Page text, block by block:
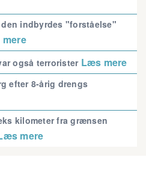
indbyrdes "forståelse"
også terrorister Læs mere
efter 8-årig drengs
kilometer fra grænsen
mere